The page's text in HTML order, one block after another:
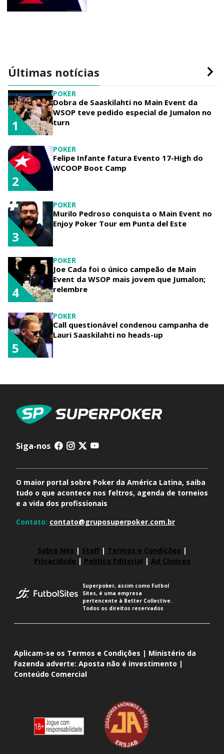
Últimas notícias
POKER
Dobra de Saaskilahti no Main Event da
WSOP teve pedido especial de Jumalon no
turn
1
POKER
Felipe Infante fatura Evento 17-High do
WCOOP Boot Camp
2
POKER
Murilo Pedroso conquista o Main Event no
Enjoy Poker Tour em Punta del Este
3
POKER
Joe Cada foi o único campeão de Main
Event da WSOP mais jovem que Jumalon;
relembre
4
POKER
Call questionável condenou campanha de
Lauri Saaskilahti no heads-up
5
Siga-nos
O maior portal sobre Poker da América Latina, saiba
tudo o que acontece nos feltros, agenda de torneios
e a vida dos profissionais
Contato: contato@gruposuperpoker.com.br
Sobre Nós | Staff| Termos e Condições |
Privacidade | Política Editorial | Ad Choices
Superpoker, assim como Futbol
Sites, é uma empresa
pertencente à Better Collective.
Todos os direitos reservados
Aplicam-se os Termos e Condições | Ministério da
Fazenda adverte: Aposta não é investimento |
Conteúdo Comercial